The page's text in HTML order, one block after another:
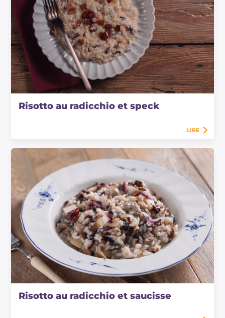
Risotto au radicchio et speck
LIRE
Risotto au radicchio et saucisse